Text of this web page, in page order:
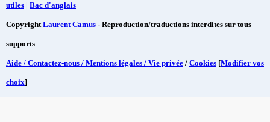
utiles | Bac d'anglais
CopyrightLaurent Camus - Reproduction/traductions interdites sur tous
supports
Aide / Contactez-nous / Mentions légales / Vie privée / Cookies [Modifier vos
choix]